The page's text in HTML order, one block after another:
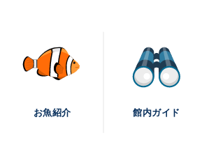
お魚紹介 館内ガイド